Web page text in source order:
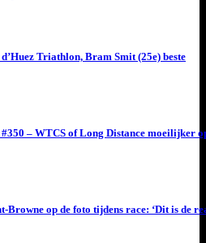
Triathlon, Bram Smit (25e) beste
– WTCS of Long Distance moeilijker
Browne op de foto tijdens race: ‘Dit is de